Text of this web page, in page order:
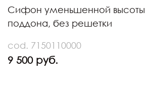
Сифон уменьшенной высоты
поддона, без решетки
cod. 7150110000
9 500 руб.